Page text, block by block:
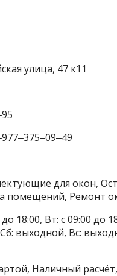
улица, 47 к11
для окон,
помещений, Ремонт
18:00, Вт: с 09:00 до
Сб: выходной, Вс:
Наличный